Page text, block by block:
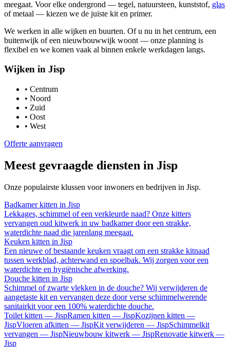
meegaat. Voor elke ondergrond — tegel, natuursteen, kunststof, glas
of metaal — kiezen we de juiste kit en primer.
We werken in alle wijken en buurten. Of u nu in het centrum, een
buitenwijk of een nieuwbouwwijk woont — onze planning is
flexibel en we komen vaak al binnen enkele werkdagen langs.
Wijken in Jisp
• Centrum
• Noord
• Zuid
• Oost
• West
Offerte aanvragen
Meest gevraagde diensten in Jisp
Onze populairste klussen voor inwoners en bedrijven in Jisp.
Badkamer kitten in Jisp
Lekkages, schimmel of een verkleurde naad? Onze kitters
vervangen oud kitwerk in uw badkamer door een strakke,
waterdichte naad die jarenlang meegaat.
Keuken kitten in Jisp
Een nieuwe of bestaande keuken vraagt om een strakke kitnaad
tussen werkblad, achterwand en spoelbak. Wij zorgen voor een
waterdichte en hygiënische afwerking.
Douche kitten in Jisp
Schimmel of zwarte vlekken in de douche? Wij verwijderen de
aangetaste kit en vervangen deze door verse schimmelwerende
sanitairkit voor een 100% waterdichte douche.
Toilet kitten — JispRamen kitten — JispKozijnen kitten —
JispVloeren afkitten — JispKit verwijderen — JispSchimmelkit
vervangen — JispNieuwbouw kitwerk — JispRenovatie kitwerk —
Jisp